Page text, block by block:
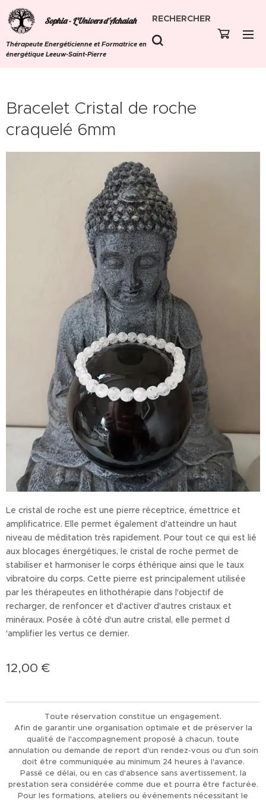
Sophia - L'Univers d'Achaiah
Thérapeute Energéticienne et Formatrice en
énergétique Leeuw-Saint-Pierre
RECHERCHER
Bracelet Cristal de roche
craquelé 6mm
Le cristal de roche est une pierre réceptrice, émettrice et
amplificatrice. Elle permet également d'atteindre un haut
niveau de méditation très rapidement. Pour tout ce qui est lié
aux blocages énergétiques, le cristal de roche permet de
stabiliser et harmoniser le corps éthérique ainsi que le taux
vibratoire du corps. Cette pierre est principalement utilisée
par les thérapeutes en lithothérapie dans l'objectif de
recharger, de renfoncer et d'activer d'autres cristaux et
minéraux. Posée à côté d'un autre cristal, elle permet d
'amplifier les vertus ce dernier.
12,00 €
Toute réservation constitue un engagement.
Afin de garantir une organisation optimale et de préserver la
qualité de l'accompagnement proposé à chacun, toute
annulation ou demande de report d'un rendez-vous ou d'un soin
doit être communiquée au minimum 24 heures à l'avance.
Passé ce délai, ou en cas d'absence sans avertissement, la
prestation sera considérée comme due et pourra être facturée.
Pour les formations, ateliers ou événements nécessitant le